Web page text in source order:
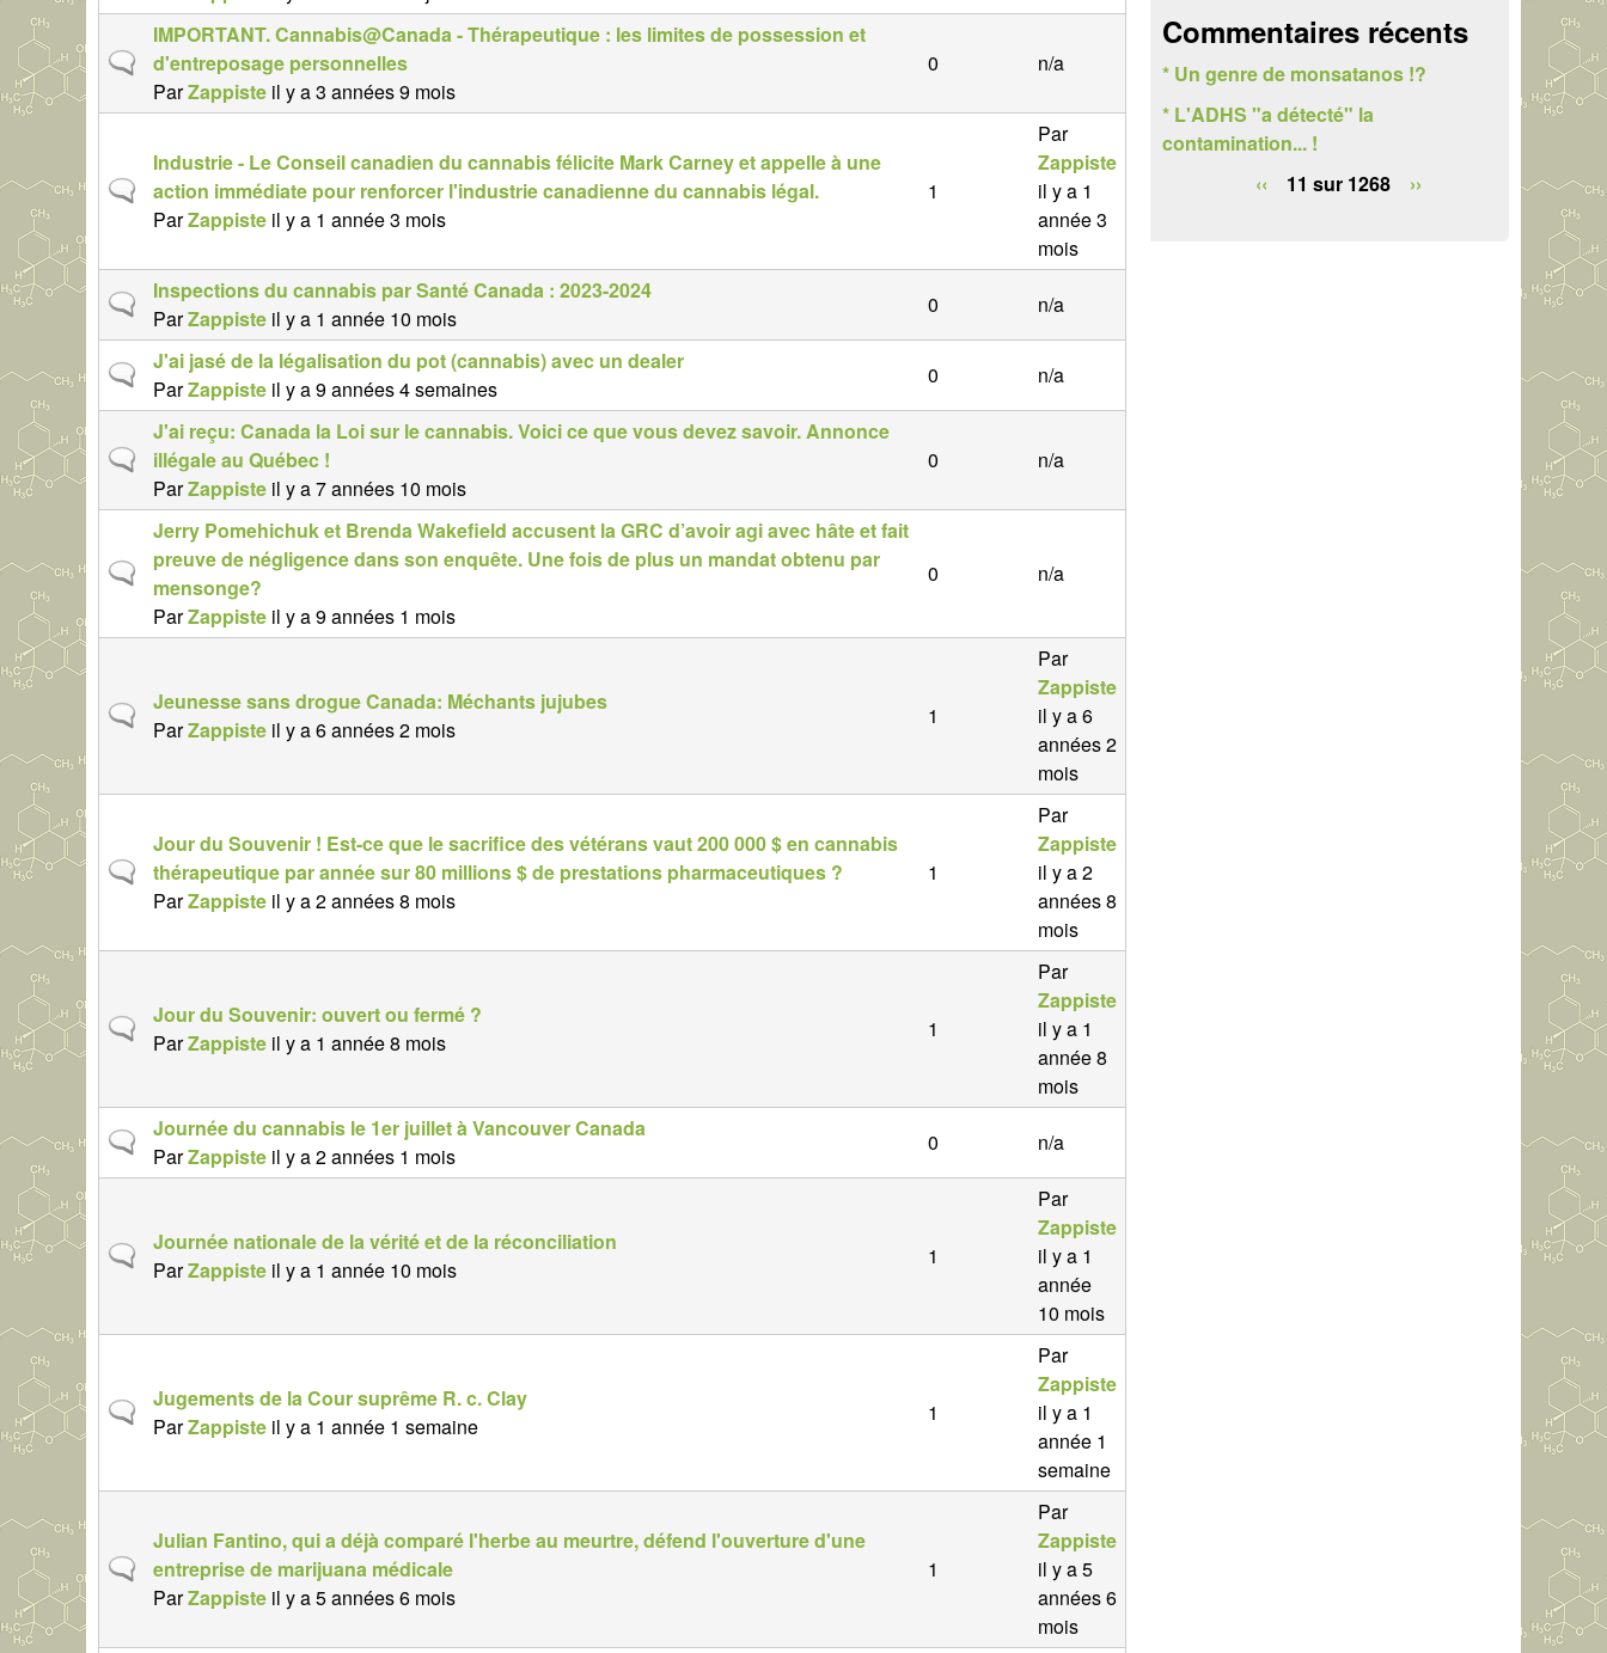
r
m
a
l
j
t
o
m
a
S
j
t
n
r
m
a
l
IMPORTANT. Cannabis@Canada - Thérapeutique : les limites de possession et
d'entreposage personnelles
ParZappiste il y a 3 années 9 mois
0 n/a
S
e
t
n
o
m
a
Industrie - Le Conseil canadien du cannabis félicite Mark Carney et appelle à une
action immédiate pour renforcer l'industrie canadienne du cannabis légal.
ParZappiste il y a 1 année 3 mois
1
Par
Zappiste
il y a 1
année 3
mois
S
u
j
e
t
n
o
r
a
Inspections du cannabis par Santé Canada : 2023-2024
ParZappiste il y a 1 année 10 mois
0 n/a
S
u
e
n
r
a
J'ai jasé de la légalisation du pot (cannabis) avec un dealer
ParZappiste il y a 9 années 4 semaines
0 n/a
S
j
t
o
a
J'ai reçu: Canada la Loi sur le cannabis. Voici ce que vous devez savoir. Annonce
illégale au Québec !
ParZappiste il y a 7 années 10 mois
0 n/a
S
j
n
m
l
Jerry Pomehichuk et Brenda Wakefield accusent la GRC d’avoir agi avec hâte et fait
preuve de négligence dans son enquête. Une fois de plus un mandat obtenu par
mensonge?
ParZappiste il y a 9 années 1 mois
0 n/a
S
e
n
o
m
Jeunesse sans drogue Canada: Méchants jujubes
ParZappiste il y a 6 années 2 mois
1
Par
Zappiste
il y a 6
années 2
mois
S
e
n
o
m
a
Jour du Souvenir ! Est-ce que le sacrifice des vétérans vaut 200 000 $ en cannabis
thérapeutique par année sur 80 millions $ de prestations pharmaceutiques ?
ParZappiste il y a 2 années 8 mois
1
Par
Zappiste
il y a 2
années 8
mois
S
e
t
n
m
Jour du Souvenir: ouvert ou fermé ?
ParZappiste il y a 1 année 8 mois
1
Par
Zappiste
il y a 1
année 8
mois
S
u
t
r
a
Journée du cannabis le 1er juillet à Vancouver Canada
ParZappiste il y a 2 années 1 mois
0 n/a
S
e
n
o
m
Journée nationale de la vérité et de la réconciliation
ParZappiste il y a 1 année 10 mois
1
Par
Zappiste
il y a 1
année
10 mois
S
e
n
o
m
Jugements de la Cour suprême R. c. Clay
ParZappiste il y a 1 année 1 semaine
1
Par
Zappiste
il y a 1
année 1
semaine
S
Julian Fantino, qui a déjà comparé l'herbe au meurtre, défend l'ouverture d'une
entreprise de marijuana médicale
ParZappiste il y a 5 années 6 mois
1
Par
Zappiste
il y a 5
années 6
mois
c
h
e
Commentaires récents
* Un genre de monsatanos !?
* L'ADHS "a détecté" la
contamination... !
‹‹
11 sur 1268 ››